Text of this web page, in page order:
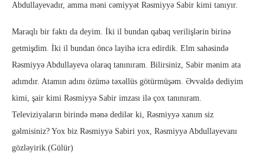
Abdullayevadır, amma məni cəmiyyət Rəsmiyyə Sabir kimi tanıyır.
Maraqlı bir faktı da deyim. İki il bundan qabaq verilişlərin birinə
getmişdim. İki il bundan öncə layihə icra edirdik. Elm sahəsində
Rəsmiyyə Abdullayeva olaraq tanınıram. Bilirsiniz, Sabir mənim ata
adımdır. Atamın adını özümə təxəllüs götürmüşəm. Əvvəldə dediyim
kimi, şair kimi Rəsmiyyə Sabir imzası ilə çox tanınıram.
Televiziyaların birində mənə dedilər ki, Rəsmiyyə xanım siz
gəlmisiniz? Yox biz Rəsmiyyə Sabiri yox, Rəsmiyyə Abdullayevanı
gözləyirik.(Gülür)